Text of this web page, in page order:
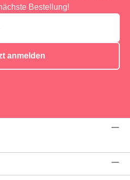
Bestellung!
anmelden